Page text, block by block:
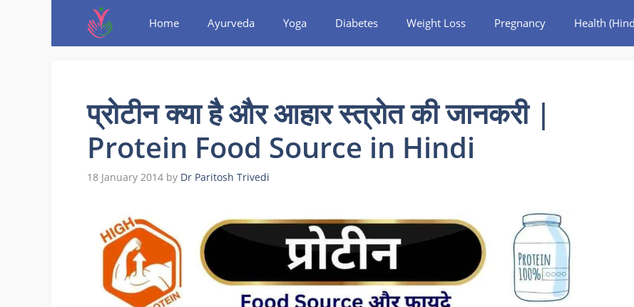
Home Ayurveda Yoga Diabetes Weight Loss Pregnancy Health
प्रोटीन क्या है और आहार स्त्रोत की जानकरी |
Protein Food Source in Hindi
18 January 2014 by Dr Paritosh Trivedi